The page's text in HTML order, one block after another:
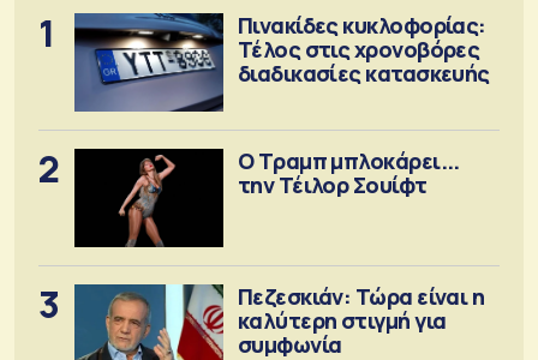
1
Πινακίδες κυκλοφορίας:
Τέλος στις χρονοβόρες
διαδικασίες κατασκευής
2
Ο Τραμπ μπλοκάρει...
την Τέιλορ Σουίφτ
3
Πεζεσκιάν: Τώρα είναι η
καλύτερη στιγμή για
συμφωνία